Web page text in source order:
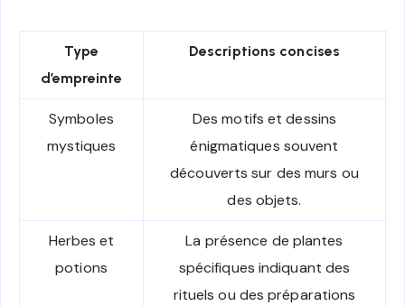
Type
d’empreinte
Descriptions concises
Symboles
mystiques
Des motifs et dessins
énigmatiques souvent
découverts sur des murs ou
des objets.
Herbes et
potions
La présence de plantes
spécifiques indiquant des
rituels ou des préparations